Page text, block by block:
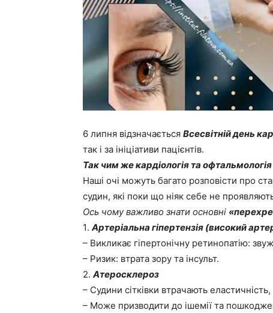
6 липня відзначається Всесвітній день
так і за ініціативи пацієнтів.
Так чим же кардіологія та офтальмологія
Наші очі можуть багато розповісти про
судин, які поки що ніяк себе не
Ось чому важливо знати основні
1️. Артеріальна гіпертензія (високий
– Викликає гіпертонічну ретинопатію:
– Ризик: втрата зору та інсульт.
2️. Атеросклероз
– Судини сітківки втрачають
– Може призводити до ішемії та